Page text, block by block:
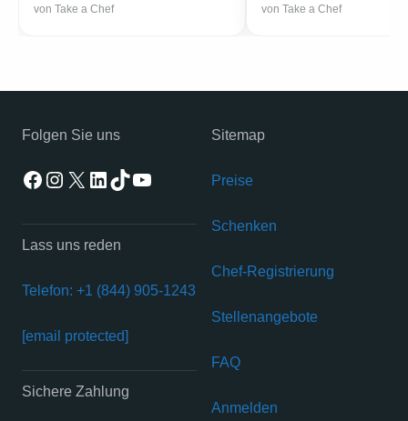
von Take a Chef von Take a Chef
Folgen Sie uns
Facebook
Instagram
X LinkedIn
TikTokYouTube
Lass uns reden
Telefon: +1 (844) 905-1243
[email protected]
Sichere Zahlung
Sitemap
Preise
Schenken
Chef-Registrierung
Stellenangebote
FAQ
Anmelden